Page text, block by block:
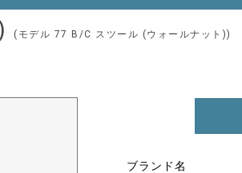
(モデル 77 B/C スツール (ウォールナット))
ブランド名